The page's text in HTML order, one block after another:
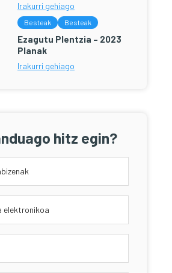
Irakurri gehiago
Besteak Besteak
Ezagutu Plentzia – 2023
Planak
Irakurri gehiago
hitz egin?